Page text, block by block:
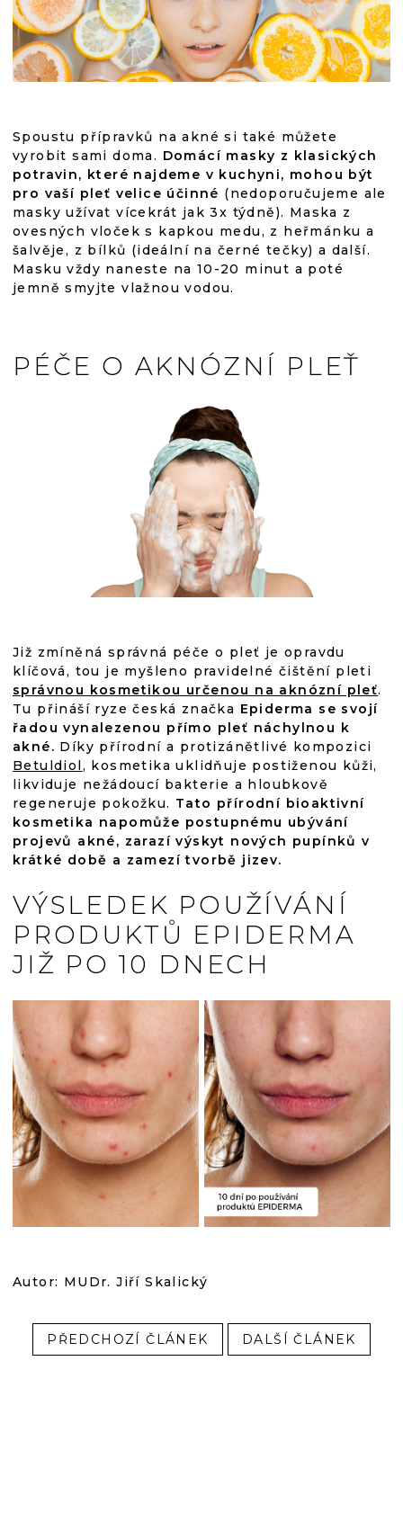
Spoustu přípravků na akné si také můžete
vyrobit sami doma. Domácí masky z klasických
potravin, které najdeme v kuchyni, mohou být
pro vaší pleť velice účinné (nedoporučujeme ale
masky užívat vícekrát jak 3x týdně). Maska z
ovesných vloček s kapkou medu, z heřmánku a
šalvěje, z bílků (ideální na černé tečky) a další.
Masku vždy naneste na 10-20 minut a poté
jemně smyjte vlažnou vodou.
PÉČE O AKNÓZNÍ PLEŤ
Již zmíněná správná péče o pleť je opravdu
klíčová, tou je myšleno pravidelné čištění pleti
správnou kosmetikou určenou na aknózní pleť.
Tu přináší ryze česká značka Epiderma se svojí
řadou vynalezenou přímo pleť náchylnou k
akné. Díky přírodní a protizánětlivé kompozici
Betuldiol, kosmetika uklidňuje postiženou kůži,
likviduje nežádoucí bakterie a hloubkově
regeneruje pokožku. Tato přírodní bioaktivní
kosmetika napomůže postupnému ubývání
projevů akné, zarazí výskyt nových pupínků v
krátké době a zamezí tvorbě jizev.
VÝSLEDEK POUŽÍVÁNÍ
PRODUKTŮ EPIDERMA
JIŽ PO 10 DNECH
Autor: MUDr. Jiří Skalický
PŘEDCHOZÍ ČLÁNEK DALŠÍ ČLÁNEK